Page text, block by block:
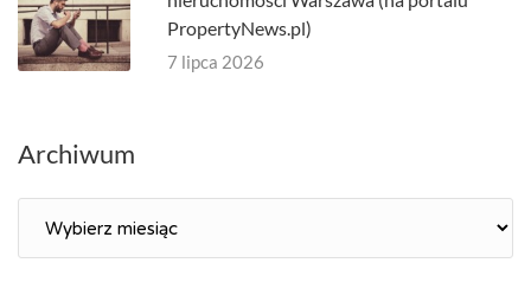
PropertyNews.pl)
7 lipca 2026
Archiwum